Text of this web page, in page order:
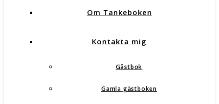
Om Tankeboken
Kontakta mig
Gästbok
Gamla gästboken